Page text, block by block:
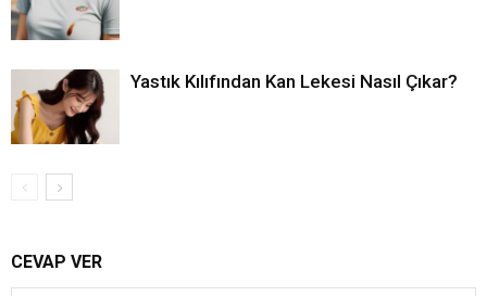
Yastık Kılıfından Kan Lekesi Nasıl Çıkar?
CEVAP VER